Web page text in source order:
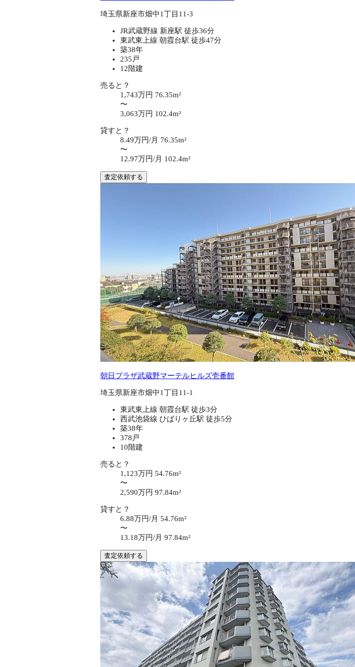
埼玉県新座市畑中1丁目11-3
JR武蔵野線 新座駅 徒歩36分
東武東上線 朝霞台駅 徒歩47分
築38年
235戸
12階建
売ると？
1,743万円 76.35m²
〜
3,063万円 102.4m²
貸すと？
8.49万円/月 76.35m²
〜
12.97万円/月 102.4m²
査定依頼する
朝日プラザ武蔵野マーテルヒルズ壱番館
埼玉県新座市畑中1丁目11-1
東武東上線 朝霞台駅 徒歩3分
西武池袋線 ひばりヶ丘駅 徒歩5分
築38年
378戸
10階建
売ると？
1,123万円 54.76m²
〜
2,590万円 97.84m²
貸すと？
6.88万円/月 54.76m²
〜
13.18万円/月 97.84m²
査定依頼する